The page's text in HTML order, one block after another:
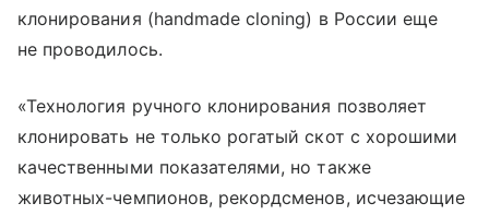
клонирования (handmade сloning) в России еще
не проводилось.
«Технология ручного клонирования позволяет
клонировать не только рогатый скот с хорошими
качественными показателями, но также
животных-чемпионов, рекордсменов, исчезающие